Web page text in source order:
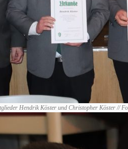
Hendrik Köster und Christopher Köster //